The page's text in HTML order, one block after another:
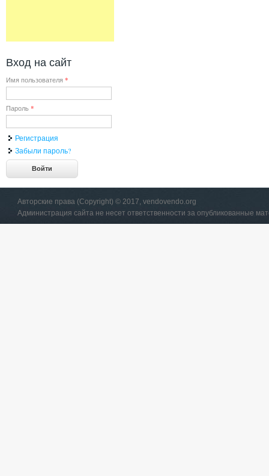
Вход на сайт
Имя пользователя *
Пароль *
Регистрация
Забыли пароль?
Авторские права (Copyright) © 2017, vendovendo.org
Администрация сайта не несет ответственности за опубликованные